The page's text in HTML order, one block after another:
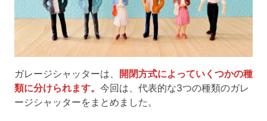
ガレージシャッターは、 開閉方式によっていくつかの種
類に分けられます。 今回は、代表的な3つの種類のガレ
ージシャッターをまとめました。